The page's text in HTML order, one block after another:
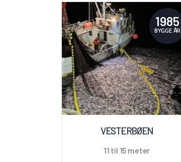
1985
BYGGE ÅR
VESTERBØEN
11 til 15 meter